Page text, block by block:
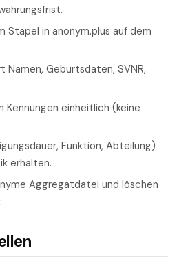
Stapel in anonym.plus auf dem
Namen, Geburtsdaten, SVNR,
Kennungen einheitlich (keine
Funktion, Abteilung)
erhalten.
Aggregatdatei und löschen